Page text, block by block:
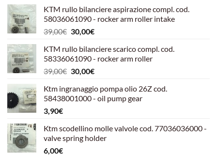
KTM rullo bilanciere aspirazione compl. cod.
58036061090 - rocker arm roller intake
39,00€ Il
originale
era:
39,00€.
30,00€Il
attuale
è:
30,00€.
KTM rullo bilanciere scarico compl. cod.
58336061090 - rocker arm roller
39,00€ Il
originale
era:
30,00€Il
attuale
è:
Ktm ingranaggio pompa olio 26Z cod.
58438001000 - oil pump gear
3,90€
Ktm scodellino molle valvole cod. 77036036000 -
valve spring holder
6,00€